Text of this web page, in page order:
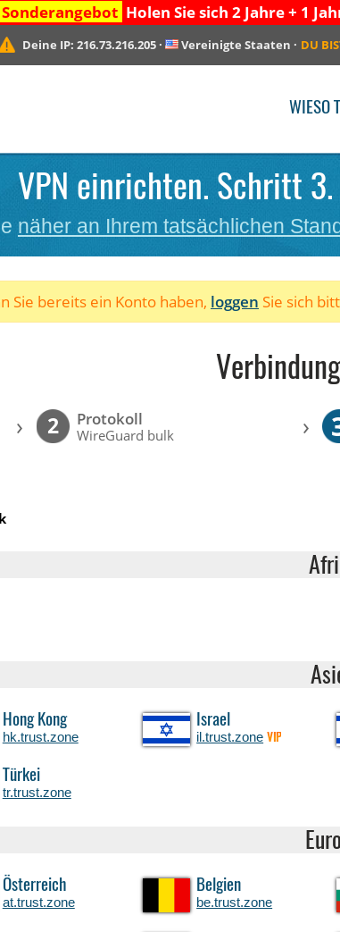
Sonderangebot Holen Sie sich 2 Jahre + 1
Deine IP: 216.73.216.205· Vereinigte Staaten · DU
WIESO
VPN einrichten. Schritt
näher an Ihrem tatsächlichen
Sie bereits ein Konto haben, loggen Sie sich
› 2 Protokoll
WireGuard bulk ›
Hong Kong
hk.trust.zone
Israel
il.trust.zone VIP
Türkei
tr.trust.zone
Österreich
at.trust.zone
Belgien
be.trust.zone